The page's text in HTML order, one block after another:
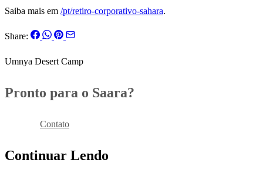
Saiba mais em /pt/retiro-corporativo-sahara.
Share:
Umnya Desert Camp
Pronto para o Saara?
Contato
Continuar Lendo